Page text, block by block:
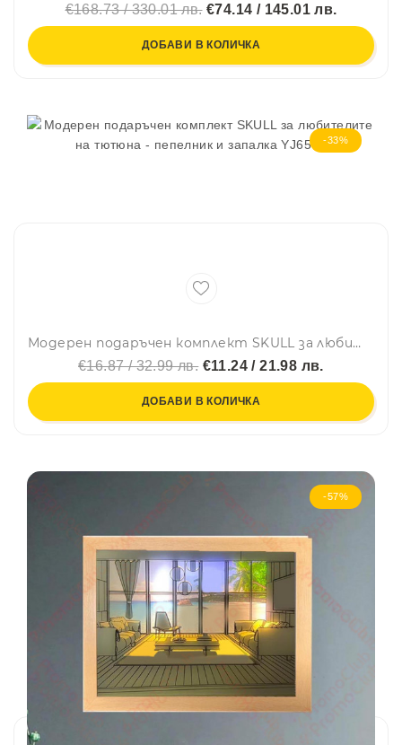
€168.73 / 330.01 лв.€74.14 / 145.01 лв.
ДОБАВИ В КОЛИЧКА
-33%
Модерен подаръчен комплект SKULL за любителите на тютюна - пепелник и запалка YJ6579
€16.87 / 32.99 лв.€11.24 / 21.98 лв.
ДОБАВИ В КОЛИЧКА
-57%